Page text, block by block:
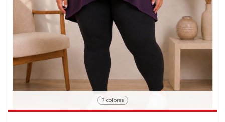
7 colores